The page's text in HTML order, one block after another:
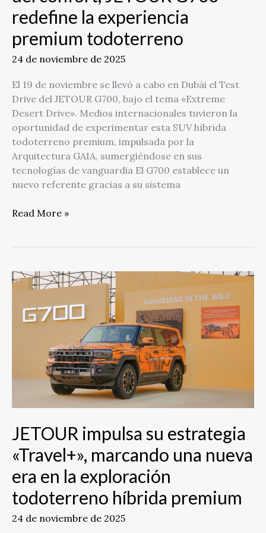
redefine la experiencia
premium todoterreno
24 de noviembre de 2025
El 19 de noviembre se llevó a cabo en Dubái el Test
Drive del JETOUR G700, bajo el tema «Extreme
Desert Drive». Medios internacionales tuvieron la
oportunidad de experimentar esta SUV híbrida
todoterreno premium, impulsada por la
Arquitectura GAIA, sumergiéndose en sus
tecnologías de vanguardia El G700 establece un
nuevo referente gracias a su sistema
Read More »
JETOUR impulsa su estrategia
«Travel+», marcando una nueva
era en la exploración
todoterreno híbrida premium
24 de noviembre de 2025
JETOUR
impulsa
estrategia
marcando
nueva
en
exploración
todoterreno
híbrida
premium